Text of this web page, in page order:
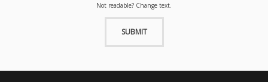
Not readable? Change text.
SUBMIT